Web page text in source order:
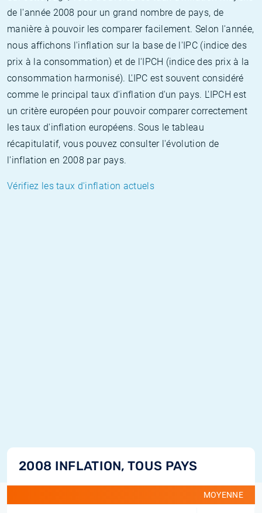
de l'année 2008 pour un grand nombre de pays, de
manière à pouvoir les comparer facilement. Selon l'année,
nous affichons l'inflation sur la base de l'IPC (indice des
prix à la consommation) et de l'IPCH (indice des prix à la
consommation harmonisé). L'IPC est souvent considéré
comme le principal taux d'inflation d'un pays. L'IPCH est
un critère européen pour pouvoir comparer correctement
les taux d'inflation européens. Sous le tableau
récapitulatif, vous pouvez consulter l'évolution de
l'inflation en 2008 par pays.
Vérifiez les taux d'inflation actuels
2008 INFLATION, TOUS PAYS
MOYENNE